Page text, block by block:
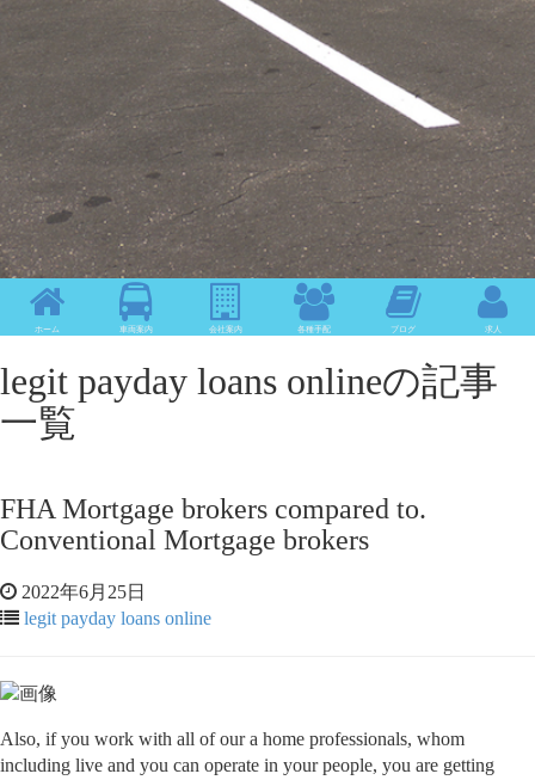
ホーム 車両案内 会社案内 各種手配 ブログ 求人
legit payday loans onlineの記事
一覧
FHA Mortgage brokers compared to.
Conventional Mortgage brokers
2022年6月25日
legit payday loans online
Also, if you work with all of our a home professionals, whom
including live and you can operate in your people, you are getting